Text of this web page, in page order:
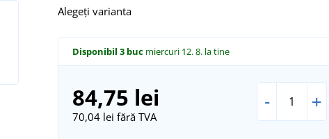
Alegeți varianta
Disponibil 3 buc miercuri 12. 8. la tine
84,75 lei
70,04 lei fără TVA
- +